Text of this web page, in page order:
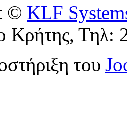
© KLF
Κρήτης, Τηλ:
του